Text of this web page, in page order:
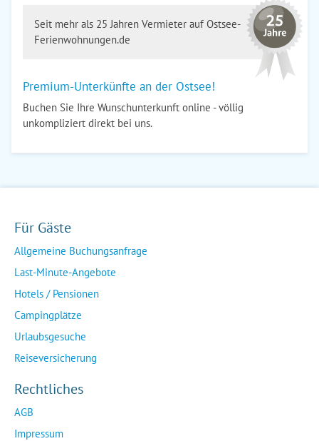
Seit mehr als 25 Jahren Vermieter auf Ostsee-
Ferienwohnungen.de
Premium-Unterkünfte an der Ostsee!
Buchen Sie Ihre Wunschunterkunft online - völlig
unkompliziert direkt bei uns.
Für Gäste
Allgemeine Buchungsanfrage
Last-Minute-Angebote
Hotels / Pensionen
Campingplätze
Urlaubsgesuche
Reiseversicherung
Rechtliches
AGB
Impressum